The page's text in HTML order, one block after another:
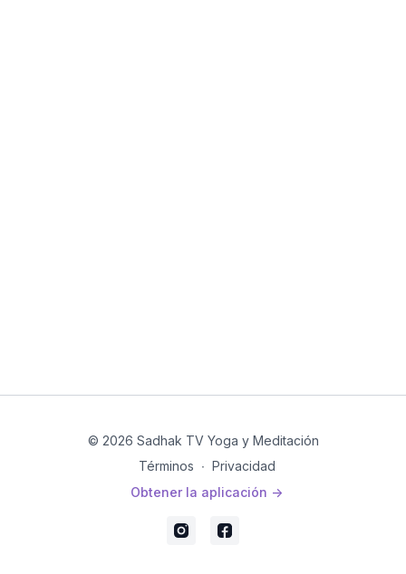
© 2026 Sadhak TV Yoga y Meditación
Términos ∙ Privacidad
Obtener la aplicación ->